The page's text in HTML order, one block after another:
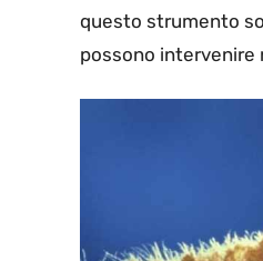
questo strumento
possono intervenire